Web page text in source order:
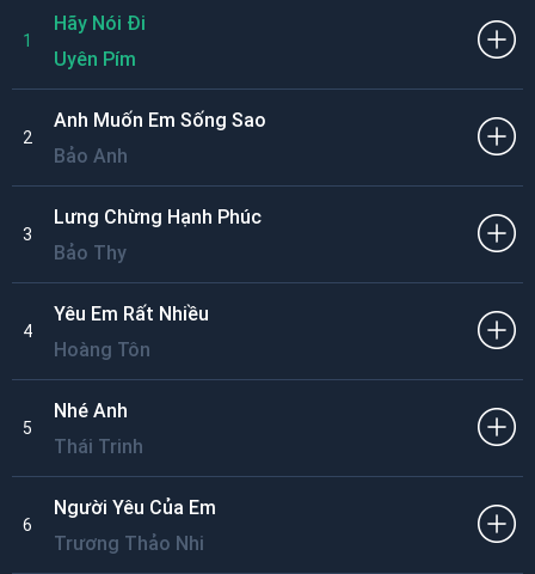
1
Hãy Nói Đi
Uyên Pím
2
Anh Muốn Em Sống Sao
Bảo Anh
3
Lưng Chừng Hạnh Phúc
Bảo Thy
4
Yêu Em Rất Nhiều
Hoàng Tôn
5
Nhé Anh
Thái Trinh
6
Người Yêu Của Em
Trương Thảo Nhi